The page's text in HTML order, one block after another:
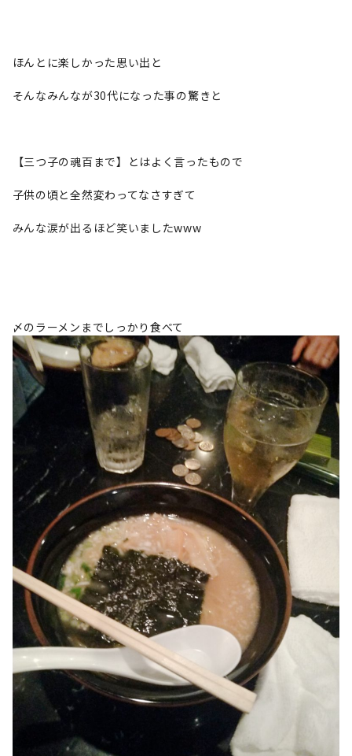
ほんとに楽しかった思い出と
そんなみんなが30代になった事の驚きと
【三つ子の魂百まで】とはよく言ったもので
子供の頃と全然変わってなさすぎて
みんな涙が出るほど笑いましたwww
〆のラーメンまでしっかり食べて